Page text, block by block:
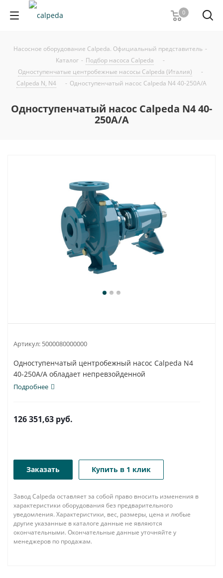
0
Насосное оборудование Calpeda. Официальный представитель -
Каталог - Подбор насоса Calpeda
-
Одноступенчатые центробежные насосы Calpeda (Италия)
-
Calpeda N, N4
- Одноступенчатый насос Calpeda N4 40-250A/A
Одноступенчатый насос Calpeda N4 40-
250A/A
Артикул: 5000080000000
Одноступенчатый центробежный насос Calpeda N4
40-250A/A обладает непревзойденной
универсальностью...
Подробнее
126 351,63 руб.
Заказать Купить в 1 клик
Завод Calpeda оставляет за собой право вносить изменения в
характеристики оборудования без предварительного
уведомления. Характеристики, вес, размеры, цена и любые
другие указанные в каталоге данные не являются
окончательными. Окончательные данные уточняйте у
менеджеров по продажам.